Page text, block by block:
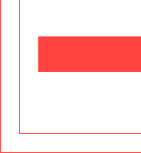
lo que reducirá
tus
buena